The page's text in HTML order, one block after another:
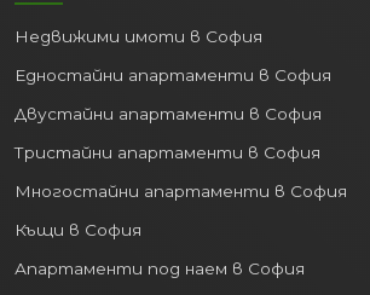
Недвижими имоти в София
Едностайни апартаменти в София
Двустайни апартаменти в София
Тристайни апартаменти в София
Многостайни апартаменти в София
Къщи в София
Апартаменти под наем в София